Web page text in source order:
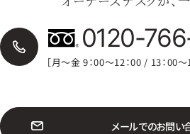
0120-
［月〜金 9：00〜12：00 / 13：00〜
メールでのお問い